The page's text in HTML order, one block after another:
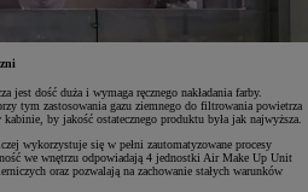
jest dość duża i wymaga ręcznego nakładania farby.
tym zastosowania gazu ziemnego do filtrowania powietrza
by jakość ostatecznego produktu była jak najwyższa.
wykorzystuje się w pełni zautomatyzowane procesy
we wnętrzu odpowiadają 4 jednostki Air Make Up Unit
oraz pozwalają na zachowanie stałych warunków